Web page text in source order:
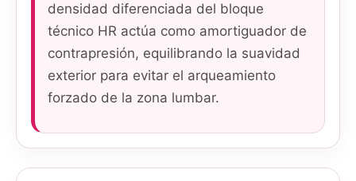
densidad diferenciada del bloque
técnico HR actúa como amortiguador de
contrapresión, equilibrando la suavidad
exterior para evitar el arqueamiento
forzado de la zona lumbar.